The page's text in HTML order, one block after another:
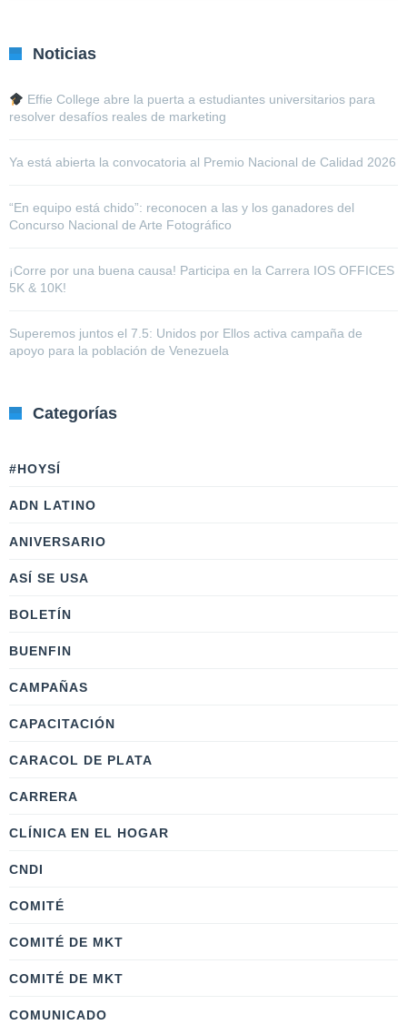
Noticias
Effie College abre la puerta a estudiantes universitarios para
resolver desafíos reales de marketing
Ya está abierta la convocatoria al Premio Nacional de Calidad 2026
“En equipo está chido”: reconocen a las y los ganadores del
Concurso Nacional de Arte Fotográfico
¡Corre por una buena causa! Participa en la Carrera IOS OFFICES
5K & 10K!
Superemos juntos el 7.5: Unidos por Ellos activa campaña de
apoyo para la población de Venezuela
Categorías
#HOYSÍ
ADN LATINO
ANIVERSARIO
ASÍ SE USA
BOLETÍN
BUENFIN
CAMPAÑAS
CAPACITACIÓN
CARACOL DE PLATA
CARRERA
CLÍNICA EN EL HOGAR
CNDI
COMITÉ
COMITÉ DE MKT
COMITÉ DE MKT
COMUNICADO